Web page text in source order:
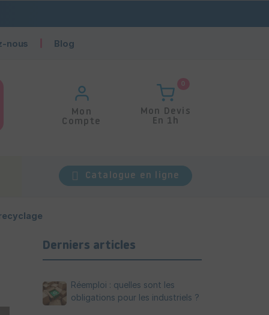
nous Blog
Mon
Compte
0
Mon Devis
En 1h
Catalogue en ligne
Derniers articles
Réemploi : quelles sont les
obligations pour les industriels ?